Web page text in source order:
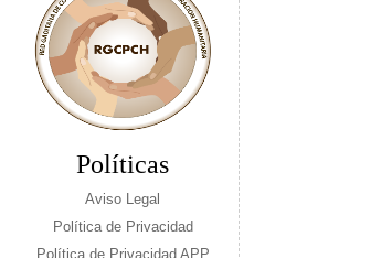
Políticas
Aviso Legal
Política de Privacidad
Política de Privacidad APP